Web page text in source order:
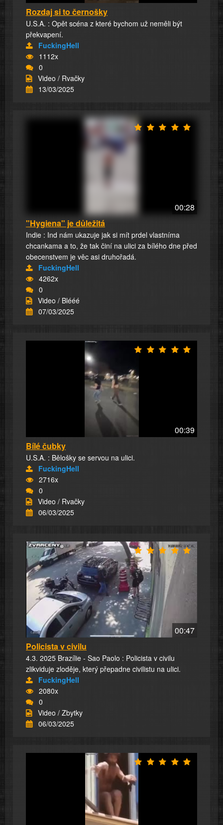
Rozdaj si to černošky
U.S.A. : Opět scéna z které bychom už neměli být
překvapení.
FuckingHell
1112x
0
Video / Rvačky
13/03/2025
00:28
"Hygiena" je důležitá
Indie : Ind nám ukazuje jak si mít prdel vlastníma
chcankama a to, že tak činí na ulici za bílého dne před
obecenstvem je věc asi druhořadá.
FuckingHell
4262x
0
Video / Blééé
07/03/2025
00:39
Bílé čubky
U.S.A. : Bělošky se servou na ulici.
FuckingHell
2716x
0
Video / Rvačky
06/03/2025
00:47
Policista v civilu
4.3. 2025 Brazílie - Sao Paolo : Policista v civilu
zlikviduje zloděje, který přepadne civilistu na ulici.
FuckingHell
2080x
0
Video / Zbytky
06/03/2025